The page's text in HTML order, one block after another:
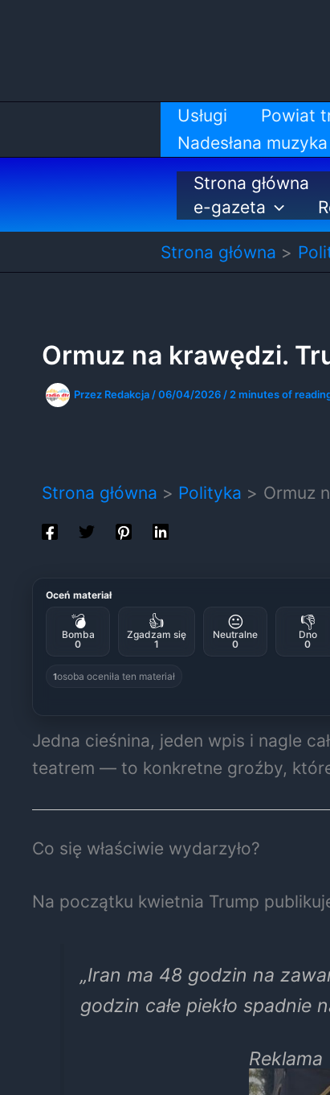
Usługi Powiat
Nadesłana muzyka
Strona główna
e-gazeta
Strona główna
Ormuz na krawędzi.
Przez Redakcja /06/04/2026 / 2 minutes of
Strona główna Polityka Ormuz
Oceń materiał
💣
Bomba
0
👍
Zgadzam się
1
😐
Neutralne
0
👎
Dno
0
1osoba oceniła ten materiał
Jedna cieśnina, jeden wpis i nagle
teatrem — to konkretne groźby,
Co się właściwie wydarzyło?
Na początku kwietnia Trump
„Iran ma 48 godzin na
godzin całe piekło spadnie
Reklama